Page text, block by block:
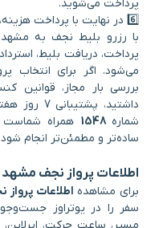
پرداخت می‌شوید.
6️⃣ در نهایت با پرداخت هزینه، بلیط خود را دریافت کنید.
با رزرو بلیط نجف به مشهد
پرداخت، دریافت بلیط،
می‌شود. اگر برای انتخاب
بررسی بار مجاز، قوانین
شماره 1548همراه شماست
ساده‌تر و مطمئن‌تر انجام شود.
اطلاعات پرواز نجف مشهد
برای مشاهده اطلاعات
سفر را در یوتراوز جست‌وجو